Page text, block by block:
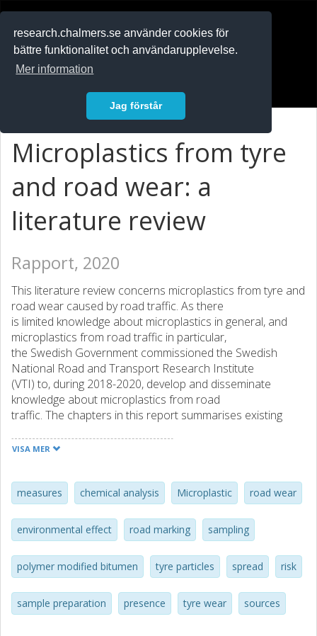
research.chalmers.se använder cookies för
bättre funktionalitet och användarupplevelse.
Mer information
Jag förstår
Microplastics from tyre
and road wear: a
literature review
Rapport, 2020
This literature review concerns microplastics from tyre and
road wear caused by road traffic. As there
is limited knowledge about microplastics in general, and
microplastics from road traffic in particular,
the Swedish Government commissioned the Swedish
National Road and Transport Research Institute
(VTI) to, during 2018-2020, develop and disseminate
knowledge about microplastics from road
traffic. The chapters in this report summarises existing
traffic with respect to the following aspects: sources,
chemical composition; tyre and road wear;
sampling methods; analysis and sample preparation; and
measures. The report also includes a chapter
with overall conclusions, and a chapter about further
research, development and investigation needs.
The purpose of this report is to provide a basis for
from road traffic. One aim of the report is to collate and
disseminate knowledge about microplastics
VISA MER
measures chemical analysis Microplastic road wear
environmental effect road marking sampling
polymer modified bitumen tyre particles spread risk
sample preparation presence tyre wear sources